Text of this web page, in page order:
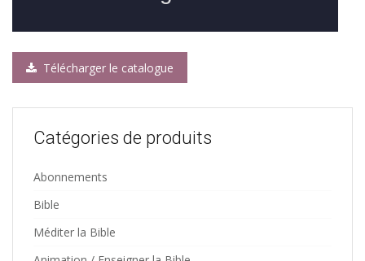
Télécharger le catalogue
Catégories de produits
Abonnements
Bible
Méditer la Bible